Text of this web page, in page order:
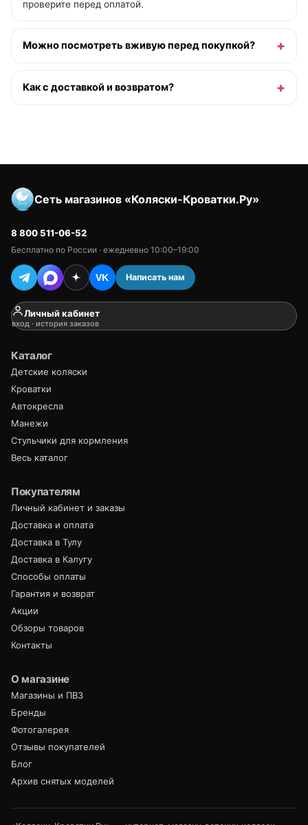
проверите перед оплатой.
Можно посмотреть вживую перед покупкой?
Как с доставкой и возвратом?
Сеть магазинов «Коляски-Кроватки.Ру»
8 800 511-06-52
Бесплатно по России · ежедневно 10:00–19:00
VK Написать нам
Личный кабинет
вход · история заказов
Каталог
Детские коляски
Кроватки
Автокресла
Манежи
Стульчики для кормления
Весь каталог
Покупателям
Личный кабинет и заказы
Доставка и оплата
Доставка в Тулу
Доставка в Калугу
Способы оплаты
Гарантия и возврат
Акции
Обзоры товаров
Контакты
О магазине
Магазины и ПВЗ
Бренды
Фотогалерея
Отзывы покупателей
Блог
Архив снятых моделей